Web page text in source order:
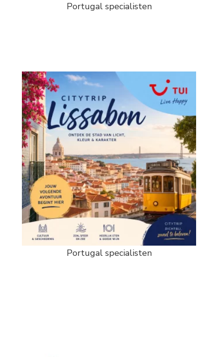
Portugal specialisten
Portugal specialisten